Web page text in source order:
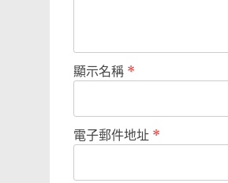
顯示名稱 *
電子郵件地址 *